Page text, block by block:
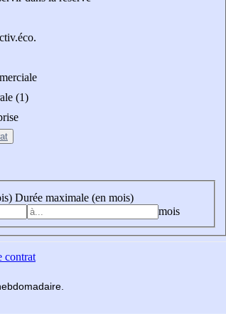
(1)
Durée maximale (en mois)
mois
contrat
madaire